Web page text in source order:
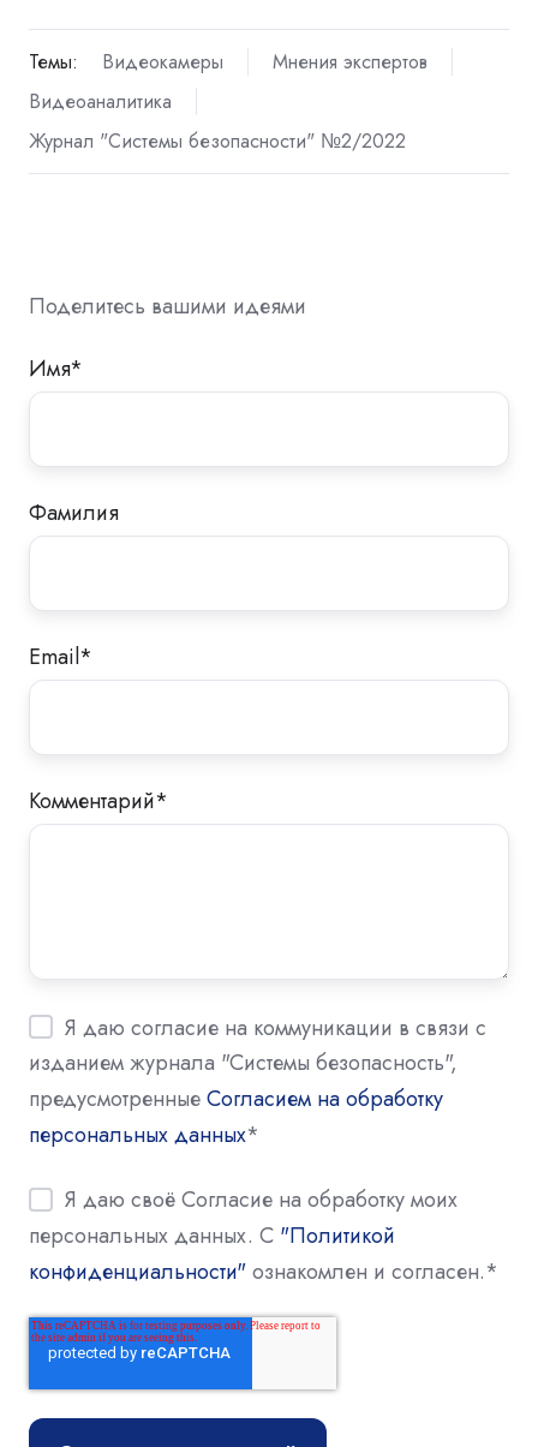
Темы: Видеокамеры
Мнения экспертов
Видеоаналитика
Журнал "Системы безопасности" №2/2022
Поделитесь вашими идеями
Имя*
Фамилия
Email*
Комментарий*
Я даю согласие на коммуникации в связи с
изданием журнала "Системы безопасность",
предусмотренныеСогласием на обработку
персональных данных*
Я даю своё Согласие на обработку моих
персональных данных. С "Политикой
конфиденциальности"ознакомлен и согласен.*